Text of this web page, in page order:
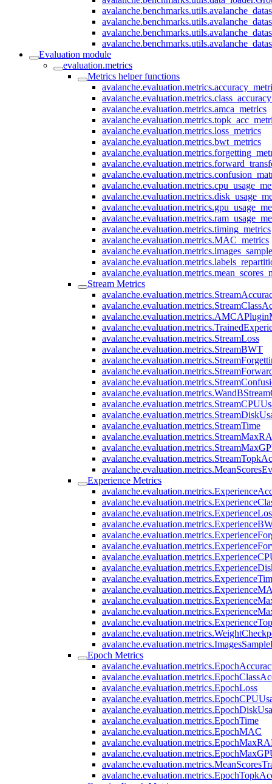
Evaluation module
evaluation.metrics
Metrics helper functions
avalanche.evaluation.metrics.amca_metrics
avalanche.evaluation.metrics.loss_metrics
avalanche.evaluation.metrics.bwt_metrics
avalanche.evaluation.metrics.timing_metrics
avalanche.evaluation.metrics.MAC_metrics
Stream Metrics
avalanche.evaluation.metrics.StreamLoss
avalanche.evaluation.metrics.StreamBWT
avalanche.evaluation.metrics.StreamTime
Experience Metrics
Epoch Metrics
avalanche.evaluation.metrics.EpochLoss
avalanche.evaluation.metrics.EpochTime
avalanche.evaluation.metrics.EpochMAC